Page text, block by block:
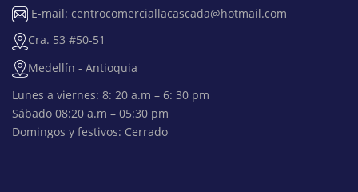
E-mail: centrocomerciallacascada@hotmail.com
Cra. 53 #50-51
Medellín - Antioquia
Lunes a viernes: 8: 20 a.m – 6: 30 pm
Sábado 08:20 a.m – 05:30 pm
Domingos y festivos: Cerrado